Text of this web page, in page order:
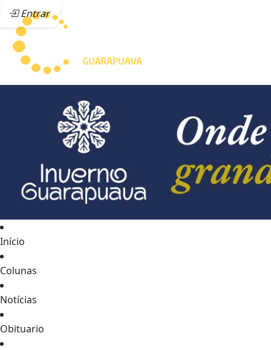
Entrar
Início
Colunas
Notícias
Obituario